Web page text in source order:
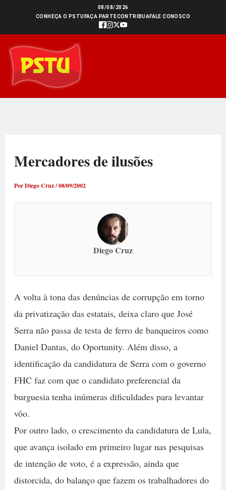
conteúdo
08/08/2026
CONHEÇA O PSTU FAÇA PARTECONTRIBUAFALE CONOSCO
Mercadores de ilusões
PorDiego Cruz/08/09/2002
Diego Cruz
A volta à tona das denúncias de corrupção em torno
da privatização das estatais, deixa claro que José
Serra não passa de testa de ferro de banqueiros como
Daniel Dantas, do Oportunity. Além disso, a
identificação da candidatura de Serra com o governo
FHC faz com que o candidato preferencial da
burguesia tenha inúmeras dificuldades para levantar
vôo.
Por outro lado, o crescimento da candidatura de Lula,
que avança isolado em primeiro lugar nas pesquisas
de intenção de voto, é a expressão, ainda que
distorcida, do balanço que fazem os trabalhadores do